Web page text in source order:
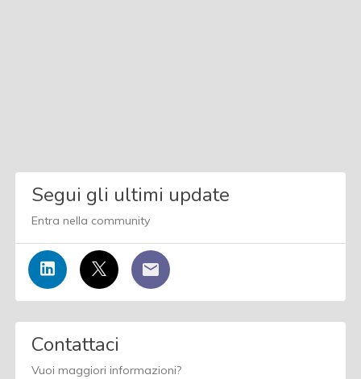
Segui gli ultimi update
Entra nella community
Contattaci
Vuoi maggiori informazioni?